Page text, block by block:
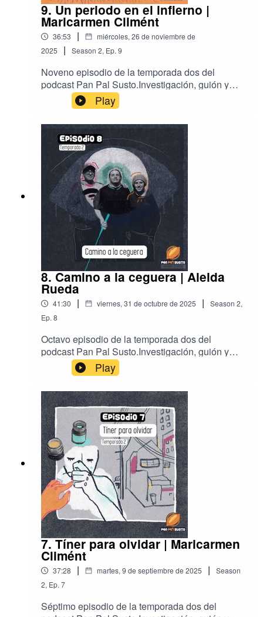
9. Un periodo en el infierno |
Maricarmen Climént
36:53 |
miércoles, 26 de noviembre de
2025
| Season 2, Ep. 9
Noveno episodio de la temporada dos del
podcast Pan Pal Susto.Investigación, guión y
narración por Maricarmen Climént.Producción,
mezcla, música y diseño sonoro por Carlos
Antonio Sánchez.Ilustración por Tania María
Carrillo.
Play
8. Camino a la ceguera | Aleida
Rueda
41:30 | viernes, 31 de octubre de 2025 | Season 2,
Ep. 8
Octavo episodio de la temporada dos del
podcast Pan Pal Susto.Investigación, guión y
narración por Aleida Rueda.Producción, mezcla,
música y diseño sonoro por Carlos Antonio
Sánchez.Ilustración por Tania María Carrillo.
Play
7. Tíner para olvidar | Maricarmen
Climént
37:28 | martes, 9 de septiembre de 2025 |
Season
2, Ep. 7
Séptimo episodio de la temporada dos del